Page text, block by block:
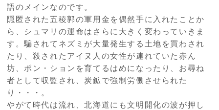
語のメインなのです。
隠匿された五稜郭の軍用金を偶然手に入れたことか
ら、シュマリの運命はさらに大きく変わっていきま
す。騙されてネズミが大量発生する土地を買わされ
たり、殺されたアイヌ人の女性が連れていた赤ん
坊、ポン・ションを育てるはめになったり、お尋ね
者として収監され、炭鉱で強制労働させられた
り・・・。
やがて時代は流れ、北海道にも文明開化の波が押し